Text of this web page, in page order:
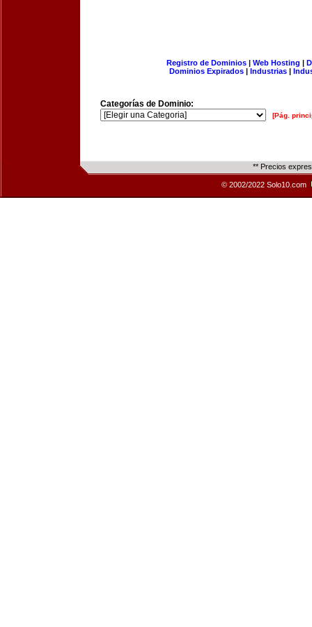
Registro de Dominios| Web Hosting |
Dominios Expirados | Industrias |
Categorías de Dominio:
[Pág.
** Precios
© 2002/2022 Solo10.com